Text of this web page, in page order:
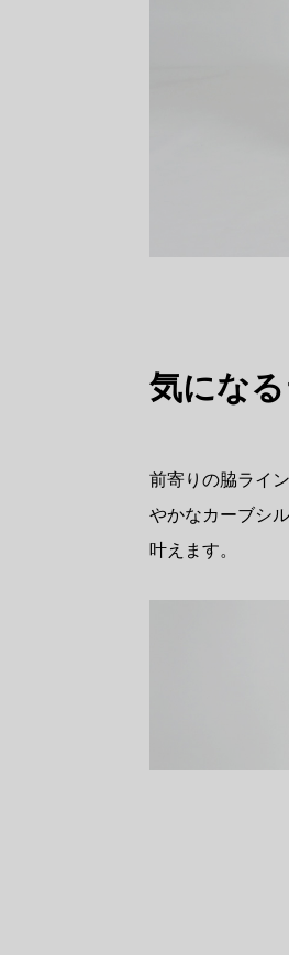
気にな
前寄りの脇ライ
やかなカーブシ
叶えます。